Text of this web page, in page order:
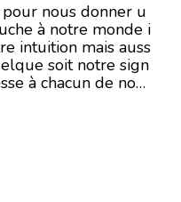
nous donner u
à notre monde i
intuition mais auss
soit notre sign
à chacun de nous